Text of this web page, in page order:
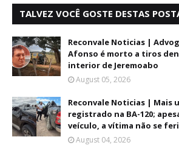
TALVEZ VOCÊ GOSTE DESTAS
Reconvale Noticias |
Afonso é morto a tiros
interior de Jeremoabo
August 05, 2026
Reconvale Noticias | Mais
registrado na BA-120;
veículo, a vítima não se
August 04, 2026